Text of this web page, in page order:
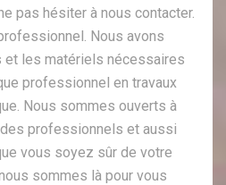
pas hésiter à nous contacter.
Nous avons
les matériels nécessaires
professionnel en travaux
Nous sommes ouverts à
professionnels et aussi
vous soyez sûr de votre
sommes là pour vous